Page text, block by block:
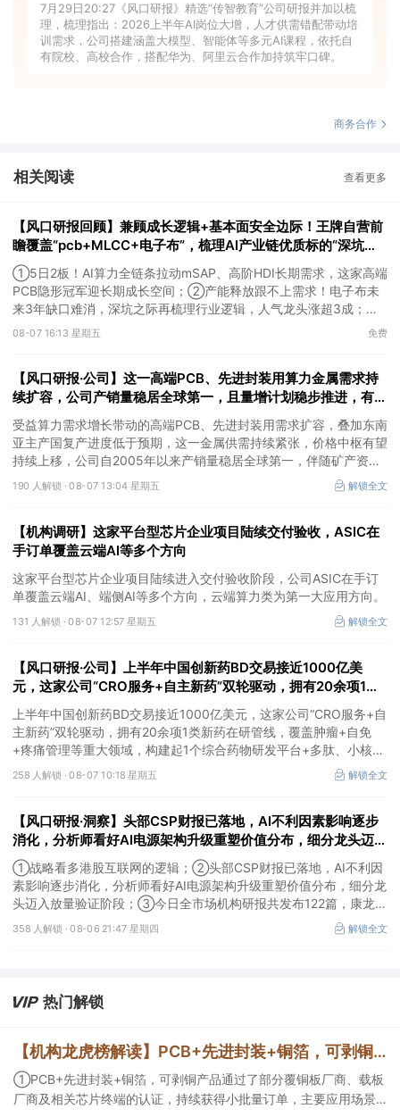
7月29日20:27《风口研报》精选“传智教育”公司研报并加以梳
理，梳理指出：2026上半年AI岗位大增，人才供需错配带动培
训需求，公司搭建涵盖大模型、智能体等多元AI课程，依托自
有院校、高校合作，搭配华为、阿里云合作加持筑牢口碑。
商务合作
相关阅读 查看更多
【风口研报回顾】兼顾成长逻辑+基本面安全边际！王牌自营前
瞻覆盖“pcb+MLCC+电子布”，梳理AI产业链优质标的“深坑起
跳”
①5日2板！AI算力全链条拉动mSAP、高阶HDI长期需求，这家高端
PCB隐形冠军迎长期成长空间；②产能释放跟不上需求！电子布未
来3年缺口难消，深坑之际再梳理行业逻辑，人气龙头涨超3成；
③AI服务器、机器人带动MLCC景气周期持续！这家公司扩产、涨
08-07 16:13 星期五 免费
【风口研报·公司】这一高端PCB、先进封装用算力金属需求持
续扩容，公司产销量稳居全球第一，且量增计划稳步推进，有望
充分受益价格上行
受益算力需求增长带动的高端PCB、先进封装用需求扩容，叠加东南
亚主产国复产进度低于预期，这一金属供需持续紧张，价格中枢有望
持续上移，公司自2005年以来产销量稳居全球第一，伴随矿产资源
产量增长与冶炼产能整合并举，公司市占率有望进一步提升，同时有
望充分受益金属价格上行。
190 人解锁 ·08-07 13:04 星期五 解锁全文
【机构调研】这家平台型芯片企业项目陆续交付验收，ASIC在
手订单覆盖云端AI等多个方向
这家平台型芯片企业项目陆续进入交付验收阶段，公司ASIC在手订
单覆盖云端AI、端侧AI等多个方向，云端算力类为第一大应用方向。
131 人解锁 ·08-07 12:57 星期五 解锁全文
【风口研报·公司】上半年中国创新药BD交易接近1000亿美
元，这家公司“CRO服务+自主新药”双轮驱动，拥有20余项1类
新药在研管线，覆盖肿瘤+自免+疼痛管理等重大领域
上半年中国创新药BD交易接近1000亿美元，这家公司“CRO服务+自
主新药”双轮驱动，拥有20余项1类新药在研管线，覆盖肿瘤+自免
+疼痛管理等重大领域，构建起1个综合药物研发平台+多肽、小核
酸、CGT、小分子4个创新技术平台，创新转型成果正逐步兑现。
258 人解锁 ·08-07 10:18 星期五 解锁全文
【风口研报·洞察】头部CSP财报已落地，AI不利因素影响逐步
消化，分析师看好AI电源架构升级重塑价值分布，细分龙头迈入
放量验证阶段；战略看多港股互联网的逻辑
①战略看多港股互联网的逻辑；②头部CSP财报已落地，AI不利因
素影响逐步消化，分析师看好AI电源架构升级重塑价值分布，细分龙
头迈入放量验证阶段；③今日全市场机构研报共发布122篇，康龙化
成、江淮汽车评级得到上调，9家公司获得首度覆盖，其中乔锋智能
获新财富分析师深度覆盖；④在个股机构关注度排行中，华峰化学
358 人解锁 ·08-06 21:47 星期四 解锁全文
热门解锁
【机构龙虎榜解读】PCB+先进封装+铜箔，可剥铜产品通过了部分覆铜板厂商、载板厂商及相关芯片终端的认证，持续获得小批量订单，主要应用场景包括芯片封装光模块用PCB，机构大额净买入这家公司
①PCB+先进封装+铜箔，可剥铜产品通过了部分覆铜板厂商、载板
厂商及相关芯片终端的认证，持续获得小批量订单，主要应用场景